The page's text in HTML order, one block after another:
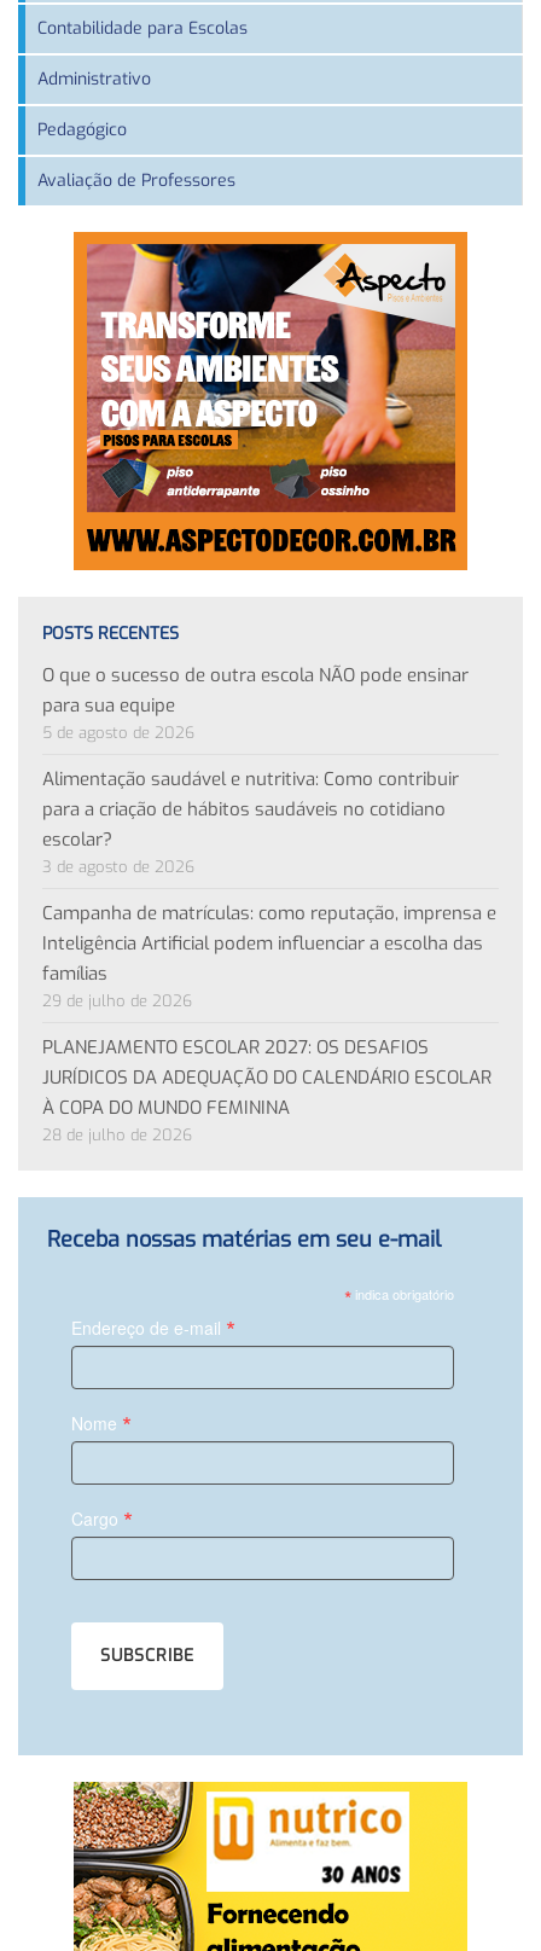
Contabilidade para Escolas
Administrativo
Pedagógico
Avaliação de Professores
POSTS RECENTES
O que o sucesso de outra escola NÃO pode ensinar
para sua equipe
5 de agosto de 2026
Alimentação saudável e nutritiva: Como contribuir
para a criação de hábitos saudáveis no cotidiano
escolar?
3 de agosto de 2026
Campanha de matrículas: como reputação, imprensa e
Inteligência Artificial podem influenciar a escolha das
famílias
29 de julho de 2026
PLANEJAMENTO ESCOLAR 2027: OS DESAFIOS
JURÍDICOS DA ADEQUAÇÃO DO CALENDÁRIO ESCOLAR
À COPA DO MUNDO FEMININA
28 de julho de 2026
Receba nossas matérias em seu e-mail
*indica obrigatório
Endereço de e-mail *
Nome *
Cargo *